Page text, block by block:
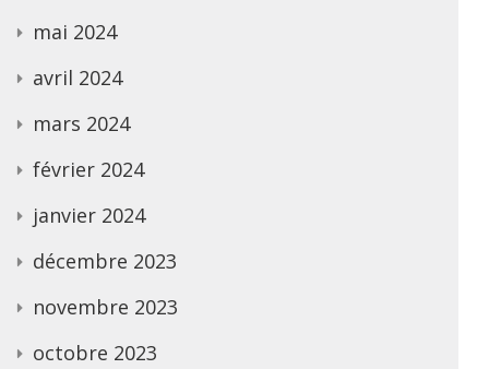
mai 2024
avril 2024
mars 2024
février 2024
janvier 2024
décembre 2023
novembre 2023
octobre 2023